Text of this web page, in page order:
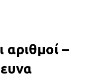
αριθμοί –